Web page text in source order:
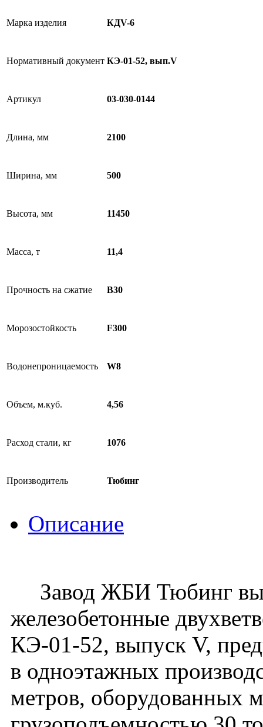
Марка изделия КДV-6
Нормативный документ КЭ-01-52, вып.V
Артикул 03-030-0144
Длина, мм 2100
Ширина, мм 500
Высота, мм 11450
Масса, т 11,4
Прочность на сжатие B30
Морозостойкость F300
Водонепроницаемость W8
Объем, м.куб. 4,56
Расход стали, кг 1076
Производитель Тюбинг
Описание
Завод ЖБИ Тюбинг
железобетонные
КЭ-01-52, выпуск V,
в одноэтажных
метров, оборудованных